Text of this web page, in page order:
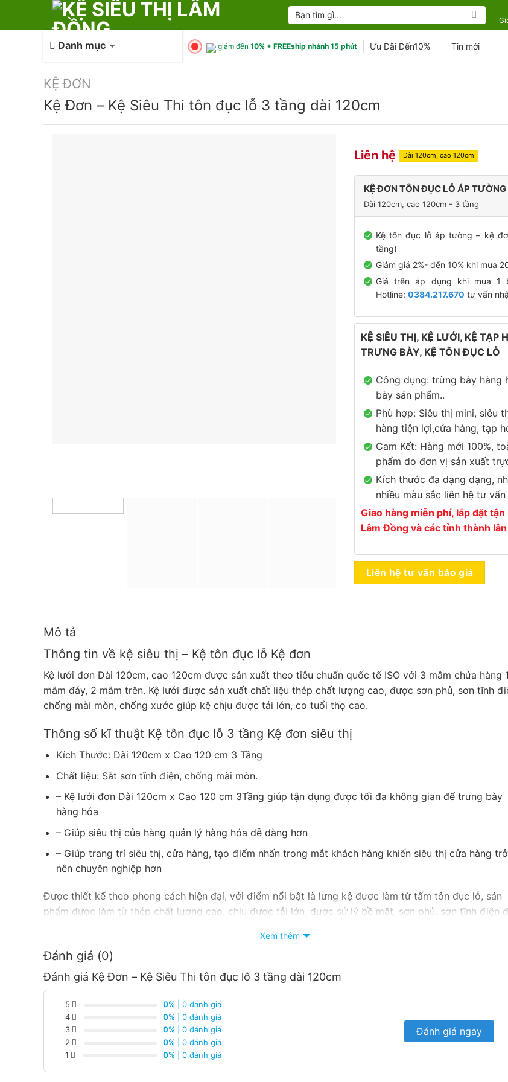
Tìm
kiếm:
Danh mục giảm đến 10% + FREEship nhánh 15 phút Ưu Đãi Đến10% Tin mới
KỆ ĐƠN
Kệ Đơn – Kệ Siêu Thi tôn đục lỗ 3 tầng dài 120cm
Liên hệ Dài 120cm, cao 120cm
KỆ ĐƠN TÔN ĐỤC LỖ ÁP TƯỜNG
Dài 120cm, cao 120cm - 3 tầng
Kệ tôn đục lỗ áp tường – kệ
tầng)
Giảm giá 2%- đến 10% khi mua
Giá trên áp dụng khi mua 1
Hotline: 0384.217.670 tư vấn
KỆ SIÊU THỊ, KỆ LƯỚI, KỆ TẠP
TRƯNG BÀY, KỆ TÔN ĐỤC LỖ
Công dụng: trừng bày hàng
bày sản phẩm..
Phù hợp: Siêu thị mini, siêu
hàng tiện lợi,cửa hàng, tạp
Cam Kết: Hàng mới 100%,
phẩm do đơn vị sản xuất
Kích thước đa dạng dạng,
nhiều màu sắc liên hệ tư
Giao hàng miễn phí, lắp đặt
Lâm Đồng và các tỉnh thành
Liên hệ tư vấn báo giá
Mô tả
Thông tin về kệ siêu thị – Kệ tôn đục lỗ Kệ đơn
Kệ lưới đơn Dài 120cm, cao 120cm được sản xuất theo tiêu chuẩn quốc tế ISO với 3 mâm chứa hàng 1
mâm đáy, 2 mâm trên. Kệ lưới được sản xuất chất liệu thép chất lượng cao, được sơn phủ, sơn tĩnh
chống mài mòn, chống xước giúp kệ chịu được tải lớn, co tuổi thọ cao.
Thông số kĩ thuật Kệ tôn đục lỗ 3 tầng Kệ đơn siêu thị
Kích Thước: Dài 120cm x Cao 120 cm 3 Tầng
Chất liệu: Sắt sơn tĩnh điện, chống mài mòn.
– Kệ lưới đơn Dài 120cm x Cao 120 cm 3Tầng giúp tận dụng được tối đa không gian để trưng bày
hàng hóa
– Giúp siêu thị của hàng quản lý hàng hóa dễ dàng hơn
– Giúp trang trí siêu thị, cửa hàng, tạo điểm nhấn trong mắt khách hàng khiến siêu thị cửa hàng trở
nên chuyên nghiệp hơn
Được thiết kế theo phong cách hiện đại, với điểm nổi bật là lưng kệ được làm từ tấm tôn đục lỗ, sản
phẩm được làm từ thép chất lượng cao, chịu được tải lớn, được sử lý bề mặt, sơn phủ, sơn tĩnh điện
Hình ảnh kệ tôn đục lỗ đơn – kệ áp tường
Xem thêm
Đánh giá (0)
Đánh giá Kệ Đơn – Kệ Siêu Thi tôn đục lỗ 3 tầng dài 120cm
5 0% | 0 đánh giá
4
0% | 0 đánh giá
3
0% | 0 đánh giá
2
0% | 0 đánh giá
1
0% | 0 đánh giá
Đánh giá ngay